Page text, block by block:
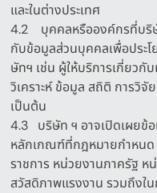
และในต่างประเทศ
4.2
บุคคลหรือองค์กรที่บริ
กับข้อมูลส่วนบุคคลเพื่อประ
ษัทฯ เช่น ผู้ให้บริการเกี่ยวกั
วิเคราะห์ ข้อมูล สถิติ การ
เป็นต้น
4.3
บริษัท ฯ อาจเปิดเผย
หลักเกณฑ์ที่กฎหมายกำหนด
ราชการ หน่วยงานภาครัฐ
สวัสดิภาพแรงงาน รวมถึงใ